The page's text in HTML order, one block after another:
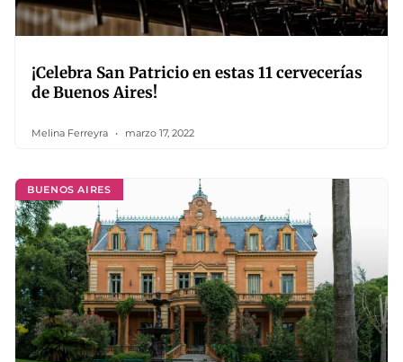
¡Celebra San Patricio en estas 11 cervecerías
de Buenos Aires!
Melina Ferreyra marzo 17, 2022
BUENOS AIRES